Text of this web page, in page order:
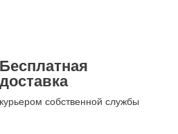
Бесплатная
доставка
курьером собственной службы